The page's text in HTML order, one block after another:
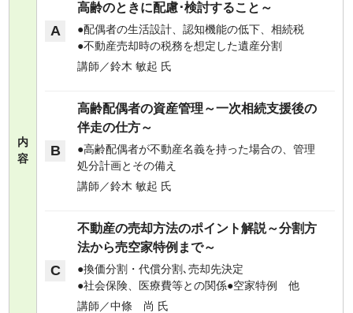
内
容
A
高齢のときに配慮･検討すること～
配偶者の生活設計、認知機能の低下、相続税
不動産売却時の税務を想定した遺産分割
講師／鈴木 敏起 氏
B
高齢配偶者の資産管理 ～一次相続支援後の
伴走の仕方～
高齢配偶者が不動産名義を持った場合の、管理
処分計画とその備え
講師／鈴木 敏起 氏
C
不動産の売却方法のポイント解説～分割方
法から売空家特例まで～
換価分割・代償分割､売却先決定
社会保険、医療費等との関係 空家特例 他
講師／中條 尚 氏